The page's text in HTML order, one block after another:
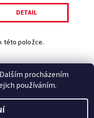
DETAIL
této položce.
| Zboží.cz
procházením
používáním.